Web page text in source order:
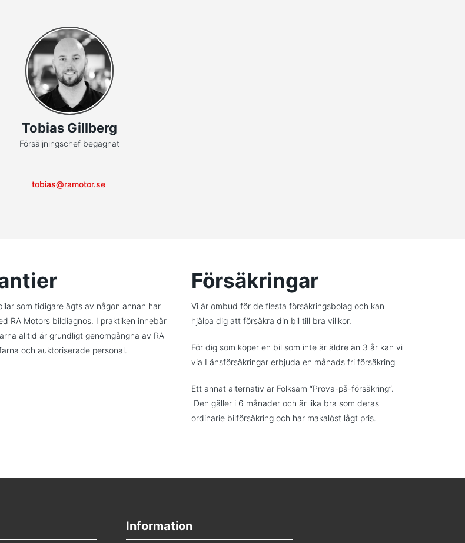
Tobias Gillberg
Försäljningschef begagnat
tobias@ramotor.se
som tidigare ägts av någon annan har
RA Motors bildiagnos. I praktiken innebär
alltid är grundligt genomgångna av RA
och auktoriserade personal.
Försäkringar
Vi är ombud för de flesta försäkringsbolag och kan
hjälpa dig att försäkra din bil till bra villkor.
För dig som köper en bil som inte är äldre än 3 år kan vi
via Länsförsäkringar erbjuda en månads fri försäkring
Ett annat alternativ är Folksam “Prova-på-försäkring”.
Den gäller i 6 månader och är lika bra som deras
ordinarie bilförsäkring och har makalöst lågt pris.
Information